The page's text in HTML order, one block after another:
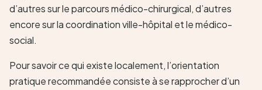
d’autres sur le parcours médico-chirurgical, d’autres
encore sur la coordination ville-hôpital et le médico-
social.
Pour savoir ce qui existe localement, l’orientation
pratique recommandée consiste à se rapprocher d’un